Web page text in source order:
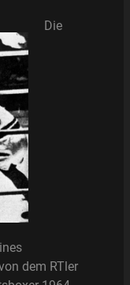
Die
dem RTler